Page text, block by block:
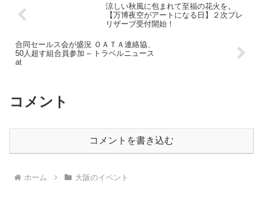
涼しい秋風に包まれて至福の花火を。
【万博夜空がアートになる日】２次プレ
リザーブ受付開始！
合同セールス会が盛況 ＯＡＴＡ連絡協、
50人超す組合員参加 – トラベルニュース
at
コメント
コメントを書き込む
ホーム 大阪のイベント